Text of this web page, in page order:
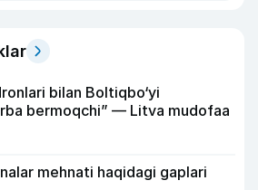
bilan Boltiqbo‘yi
bermoqchi” — Litva mudofaa
mehnati haqidagi gaplari